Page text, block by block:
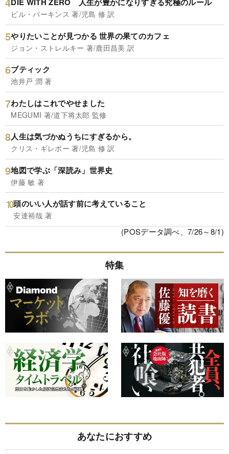
ビル・パーキンス 著/児島 修 訳
やりたいことが見つかる 世界の果てのカフェ
ジョン・ストレルキー 著/鹿田昌美 訳
ブティック
池井戸 潤 著
わたしはこれでやせました
MEGUMI 著/道下将太郎 監修
人生は気づかぬうちにすぎるから。
クリス・ギレボー 著/児島 修 訳
地図で学ぶ「深読み」世界史
伊藤 敏 著
頭のいい人が話す前に考えていること
安達裕哉 著
(POSデータ調べ、7/26～8/1)
特集
あなたにおすすめ